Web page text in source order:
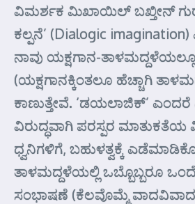
ವಿಮರ್ಶಕ ಮಿಖಾಯಿಲ್ ಬಖ್ತೀನ್
ಕಲ್ಪನೆ’ (Dialogic
ನಾವು ಯಕ್ಷಗಾನ-ತಾಳಮದ್ದಳೆಯಲ್ಲೂ
(ಯಕ್ಷಗಾನಕ್ಕಿಂತಲೂ ಹೆಚ್ಚಾಗಿ
ಕಾಣುತ್ತೇವೆ. ‘ಡಯಲಾಜಿಕ್’ ಎಂದರೆ
ವಿರುದ್ಧವಾಗಿ ಪರಸ್ಪರ ಮಾತುಕತೆಯ
ಧ್ವನಿಗಳಿಗೆ, ಬಹುಳತ್ವಕ್ಕೆ
ತಾಳಮದ್ದಳೆಯಲ್ಲಿ ಒಬ್ಬೊಬ್ಬರೂ
ಸಂಭಾಷಣೆ (ಕೆಲವೊಮ್ಮೆ